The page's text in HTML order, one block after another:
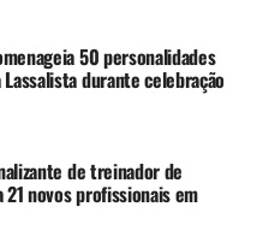
foco as suspeitas de
da saúde pela prefeitura
Jairo Jorge foi
em decorrência dessa
50 personalidades
Lassalista durante celebração
de treinador de
novos profissionais em